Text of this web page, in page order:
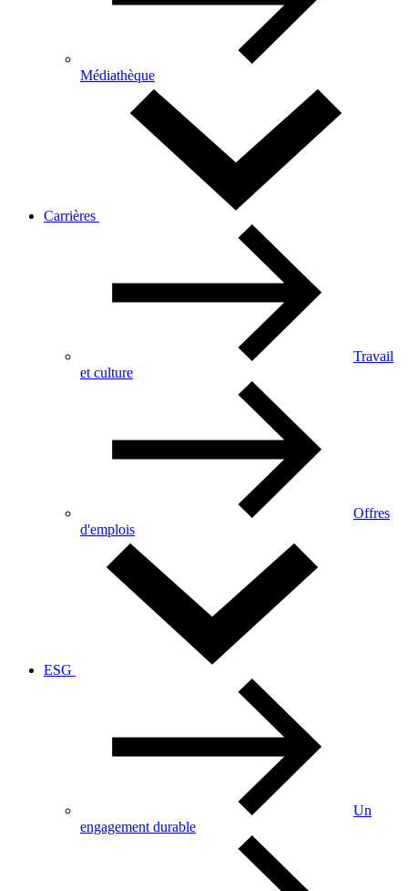
Médiathèque
Carrières
Travail
et culture
Offres
d'emplois
ESG
Un
engagement durable